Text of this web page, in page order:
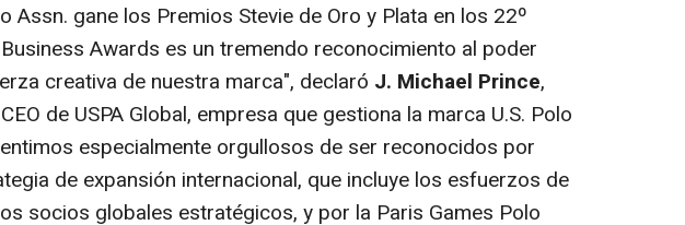
Assn. gane los Premios Stevie de Oro y Plata en los 22º
Awards es un tremendo reconocimiento al poder
creativa de nuestra marca", declaró J. Michael Prince,
de USPA Global, empresa que gestiona la marca U.S. Polo
especialmente orgullosos de ser reconocidos por
de expansión internacional, que incluye los esfuerzos de
socios globales estratégicos, y por la Paris Games Polo